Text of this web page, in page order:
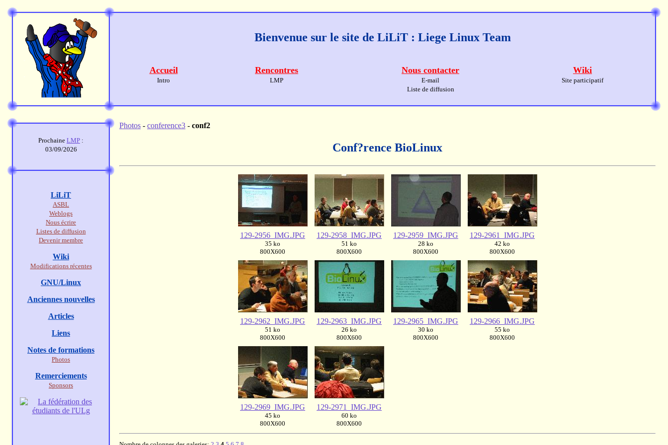
Bienvenue sur le site de LiLiT : Liege Linux Team
Accueil
Intro
Rencontres
LMP
Nous contacter
E-mail
Liste de diffusion
Wiki
Site participatif
Photos - conference3 - conf2
Conf?rence BioLinux
129-2956_IMG.JPG
35 ko
800X600
129-2958_IMG.JPG
51 ko
800X600
129-2959_IMG.JPG
28 ko
800X600
129-2961_IMG.JPG
42 ko
800X600
129-2962_IMG.JPG
51 ko
800X600
129-2963_IMG.JPG
26 ko
800X600
129-2965_IMG.JPG
30 ko
800X600
129-2966_IMG.JPG
55 ko
800X600
129-2969_IMG.JPG
45 ko
800X600
129-2971_IMG.JPG
60 ko
800X600
Prochaine LMP :
03/09/2026
LiLiT
ASBL
Weblogs
Nous écrire
Listes de diffusion
Devenir membre
Wiki
Modifications récentes
GNU/Linux
Anciennes nouvelles
Articles
Liens
Notes de formations
Photos
Remerciements
Sponsors